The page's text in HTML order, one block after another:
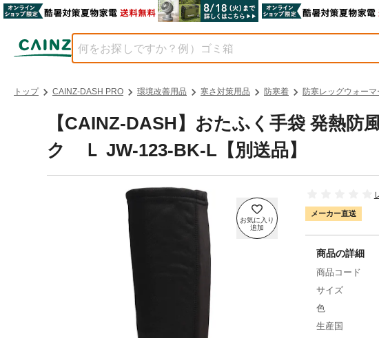
トップ CAINZ-DASH PRO 環境改善用品 寒さ対策用品 防寒着 防寒レッグウォーマ
【CAINZ-DASH】おたふく手袋 発熱
ク Ｌ JW-123-BK-L【別送品】
メーカー直送
商品の詳細
商品コード
サイズ
色
生産国